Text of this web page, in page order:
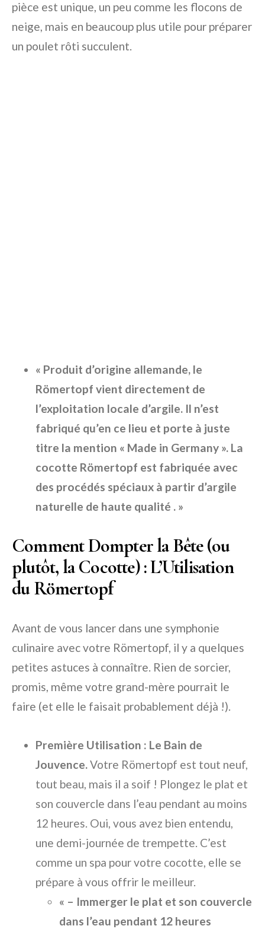
pièce est unique, un peu comme les flocons de
neige, mais en beaucoup plus utile pour préparer
un poulet rôti succulent.
« Produit d’origine allemande, le
Römertopf vient directement de
l’exploitation locale d’argile. Il n’est
fabriqué qu’en ce lieu et porte à juste
titre la mention « Made in Germany ». La
cocotte Römertopf est fabriquée avec
des procédés spéciaux à partir d’argile
naturelle de haute qualité . »
Comment Dompter la Bête (ou
plutôt, la Cocotte) : L’Utilisation
du Römertopf
Avant de vous lancer dans une symphonie
culinaire avec votre Römertopf, il y a quelques
petites astuces à connaître. Rien de sorcier,
promis, même votre grand-mère pourrait le
faire (et elle le faisait probablement déjà !).
Première Utilisation : Le Bain de
Jouvence.Votre Römertopf est tout neuf,
tout beau, mais il a soif ! Plongez le plat et
son couvercle dans l’eau pendant au moins
12 heures. Oui, vous avez bien entendu,
une demi-journée de trempette. C’est
comme un spa pour votre cocotte, elle se
prépare à vous offrir le meilleur.
« – Immerger le plat et son couvercle
dans l’eau pendant 12 heures